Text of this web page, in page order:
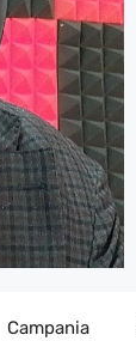
Campania